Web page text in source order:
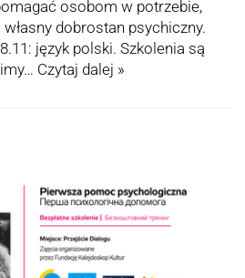
osobom w potrzebie,
dobrostan psychiczny.
język polski. Szkolenia są
Czytaj dalej »